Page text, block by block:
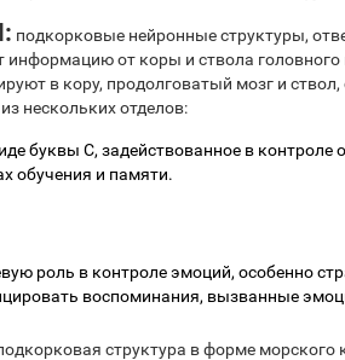
подкорковые нейронные структуры,
от коры и ствола головного
в кору, продолговатый мозг и ствол,
нескольких отделов:
буквы С, задействованное в контроле
обучения и памяти.
роль в контроле эмоций, особенно
воспоминания, вызванные
структура в форме морского